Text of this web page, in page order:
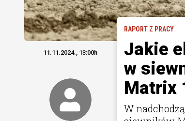
RAPORT Z PRACY
Jakie
w
Matrix
W
11.11.2024., 13:00h